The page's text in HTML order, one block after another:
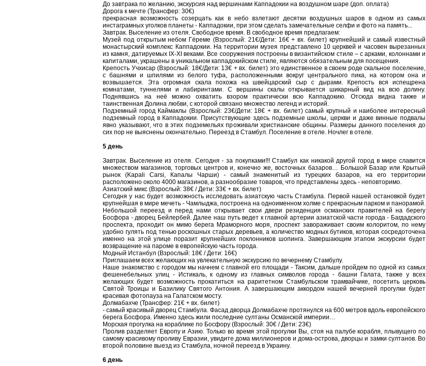
До завтрака по желанию, экскурсия над вершинами Каппадокии на воздушном шаре (доп. оплата)
Дорога к мечте (Трансфер: 30€)
прекрасная возможность созерцать как в небо взлетают десятки воздушных шаров в одном из самых
инстаграмных уголков планеты - Каппадокии, при этом сделать замечательные селфи и фото на память...
Завтрак. Выселение из отеля. Свободное время. В свободное время предлагаем:
Музей под открытым небом Гёреме (Взрослый: 21€/Дети: 16€ + вх. билет) крупнейший и самый известный
монастырский комплекс Каппадокии. На территории музея представлено 10 церквей и часовен вырезанных
из камня, датируемых IX-XI веками. Все сооружения построены в византийском стиле – с арками, колоннами и
капиталами, украшены в уникальном каппадокийском стиле, являются обязательным для посещения.
Крепость Учхисар (Взрослый: 18€/Дети: 13€ + вх. билет) это единственное в своем роде скальное поселение,
с башнями и шпилями из белого туфа, расположенными вокруг центрального пика, на котором она и
возвышается. Эта огромная скала похожа на швейцарский сыр с дырами. Крепость вся испещрена
комнатами, туннелями и лабиринтами. С вершины скалы открывается шикарный вид на всю долину.
Поднявшись на неё можно охватить взором практически всю Каппадокию. Отсюда видна также и
таинственная Долина любви, с которой связано множество легенд и историй.
Подземный город Каймаклы (Взрослый: 23€/Дети: 18€ + вх. билет) самый крупный и наиболее интересный
подземный город в Каппадокии. Присутствующие здесь подземные школы, церкви и даже винные подвалы
явно указывают, что в этих подземельях проживали христианские общины. Размеры данного поселения до
сих пор не выяснены окончательно. Переезд в Стамбул. Поселение в отеле. Ночлег в отеле.
5 день
Завтрак. Выселение из отеля. Сегодня - за покупками!!! Стамбул как никакой другой город в мире славится
множеством магазинов, торговых центров и, конечно же, восточных базаров… Большой Базар или Крытый
рынок (Kapali Carsi, Капалы Чарши) - самый знаменитый из турецких базаров, на его территории
расположено около 4000 магазинов, а разнообразие товаров, что представлены здесь - неповторимо.
Азиатский микс (Взрослый: 38€ / Дети: 33€ + вх. билет)
Сегодня у нас будет возможность исследовать азиатскую часть Стамбула. Первой нашей остановкой будет
крупнейшая в мире мечеть - Чамлыджа, построена на одноименном холме с прекрасным парком и панорамой.
Небольшой переезд и перед нами открывает свои двери резиденция османских правителей на берегу
Босфора - дворец Бейлербей. Далее наш путь ведет к главной артерии азиатской части города - Багдадского
проспекта, проходит он мимо берега Мраморного моря, проспект завораживает своим колоритом, по нему
удобно гулять под тенью роскошных старых деревьев, а количество модных бутиков, которая сосредоточена
именно на этой улице поразит крупнейших поклонников шопинга. Завершающим этапом экскурсии будет
возвращение на пароме в европейскую часть города.
Модный Истанбул (Взрослый: 18€ / Дети: 16€)
Приглашаем всех желающих на увлекательную экскурсию по вечернему Стамбулу.
Наше знакомство с городом мы начнем с главной его площади - Таксим, дальше пройдем по одной из самых
фешенебельных улиц - Истикаль, к одному из главных символов города - башни Галата, также у всех
желающих будет возможность прокатиться на раритетном Стамбульском трамвайчике, посетить церковь
Святой Троицы и Базилику Святого Антония. А завершающим аккордом нашей вечерней прогулки будет
красивая фотопауза на Галатском мосту.
Долмабахче (Трансфер: 21€ + вх. билет)
- самый красивый дворец Стамбула. Фасад дворца Долмабахче протянулся на 600 метров вдоль европейского
берега Босфора. Именно здесь жили последние султаны Османской империи…
Морская прогулка на кораблике по Босфору (Взрослый: 30€ / Дети: 23€)
Пролив разделяет Европу и Азию. Только во время этой прогулки Вы, стоя на палубе корабля, плывущего по
самому красивому проливу Евразии, увидите дома миллионеров и дома-острова, дворцы и замки султанов. Во
второй половине выезд из Стамбула, ночной переезд в Украину.
6 день